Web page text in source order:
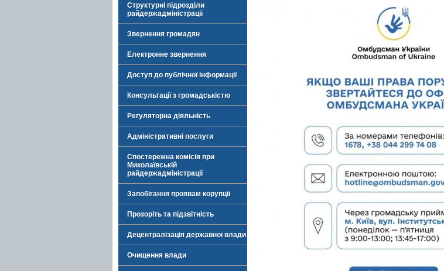
Структурні підрозділи
райдержадміністрації
Звернення громадян
Електронне звернення
Доступ до публічної інформації
Консультації з громадськістю
Регуляторна діяльність
Адміністративні послуги
Спостережна комісія при
Миколаївській
райдержадміністрації
Запобігання проявам корупції
Прозоріть та підзвітність
Децентралізація державної влади
Очищення влади